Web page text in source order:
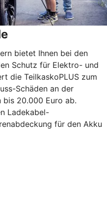
bietet Ihnen bei den
Schutz für Elektro- und
die TeilkaskoPLUS zum
Schäden an der
bis 20.000 Euro ab.
Ladekabel-
für den Akku